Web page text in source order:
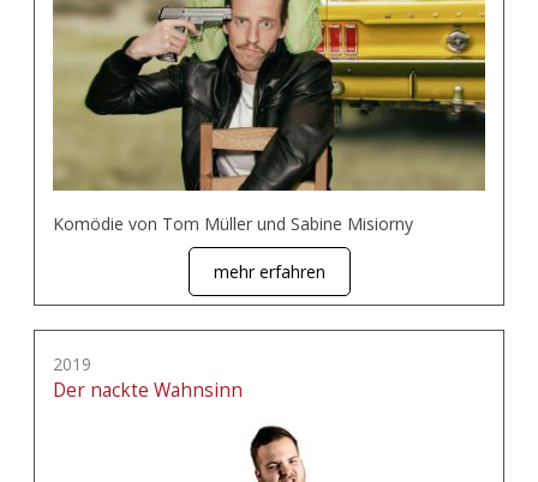
Komödie von Tom Müller und Sabine Misiorny
mehr erfahren
2019
Der nackte Wahnsinn